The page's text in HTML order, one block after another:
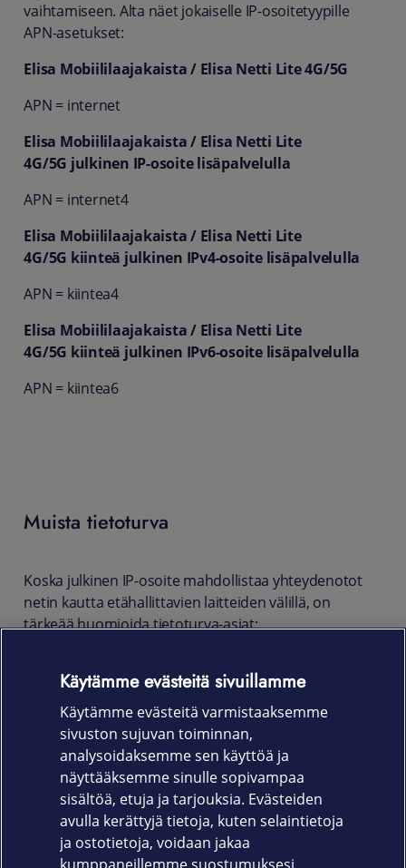
vaihtamiseen. Alta näet jokaiselle IP-osoitetyypille
APN-asetukset:
Elisa Mobiililaajakaista / Elisa Netti Lite 4G/5G
APN = internet
Elisa Mobiililaajakaista / Elisa Netti Lite
4G/5G julkinen IP-osoite lisäpalvelulla
APN = internet4
Elisa Mobiililaajakaista / Elisa Netti Lite
4G/5G kiinteä julkinen IPv4-osoite lisäpalvelulla
APN = kiintea4
Elisa Mobiililaajakaista / Elisa Netti Lite
4G/5G kiinteä julkinen IPv6-osoite lisäpalvelulla
APN = kiintea6
Muista tietoturva
Koska julkinen IP-osoite mahdollistaa yhteydenotot
netin kautta etähallittavien laitteiden välillä, on
tärkeää huomioida tietoturva-asiat:
Vaihda laitteidesi (esim. mobiilireititin,
webkamera) tai niiden hallintaliittymän
oletussalasana
Varmista palomuurin asetukset
Huolehdi laitteiden ohjelmistopäivityksistä.
Käytämme evästeitä sivuillamme
Käytämme evästeitä varmistaaksemme
sivuston sujuvan toiminnan,
analysoidaksemme sen käyttöä ja
näyttääksemme sinulle sopivampaa
sisältöä, etuja ja tarjouksia. Evästeiden
avulla kerättyjä tietoja, kuten selaintietoja
ja ostotietoja, voidaan jakaa